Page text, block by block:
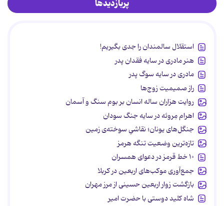
پربازدیدها
استقلال سالمندان را جدی بگیریم!
هنر مادری در سایه‌ فقدان پدر
مادری در سایه سوگ پدر
راز صمیمیت زوج‌ها
روایت هزاران ساله انسان بر بوم سنگ و آسمان
اهرام مِروئه در سایه جنگ سودان
جنگل‌های یونان؛ نقاشیِ سوخته‌ی زمین
تازه‌ترین وضعیت تنگه هرمز
۱۰ خط قرمز در دعوای همسران
جمع‌آوری موکب‌های اربعین در کربلا
بازگشت زوار اربعین حسینی از مرز مهران
شاه کلید دوستی با حضرت امیر